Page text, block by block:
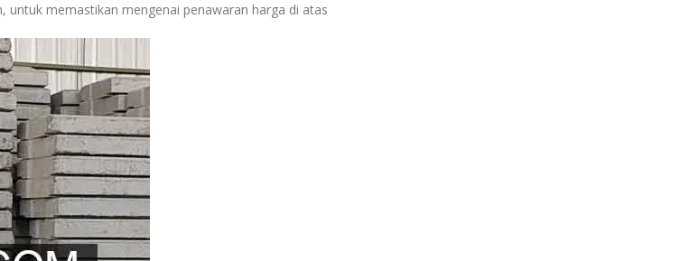
untuk memastikan mengenai penawaran harga di atas